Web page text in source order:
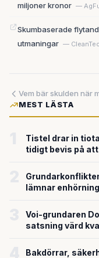
miljoner kronor —
Skumbaserade
utmaningar —
MEST LÄSTA
Tistel drar in
tidigt bevis på
lämnar
Voi-grundaren
satsning värd
Bakdörrar,